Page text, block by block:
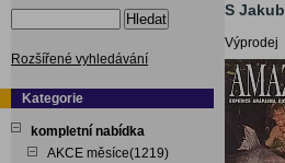
Hledat
Rozšířené vyhledávání
Kategorie
kompletní nabídka
AKCE měsíce(1219)
S
Výprodej